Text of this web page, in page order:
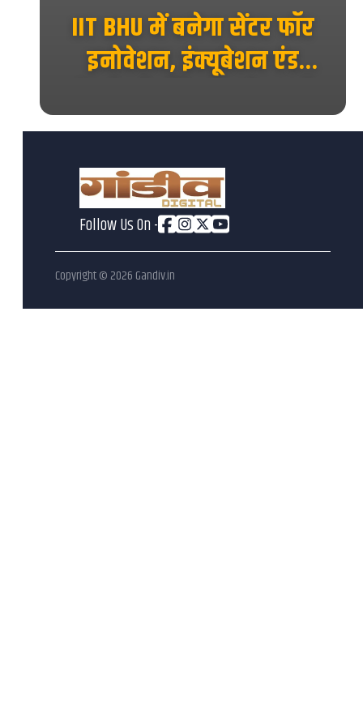
IIT BHU में बनेगा सेंटर फॉर
इनोवेशन, इंक्यूबेशन एंड
मिलेगा नया मंच...
Follow Us On -
Copyright © 2026 Gandiv.in